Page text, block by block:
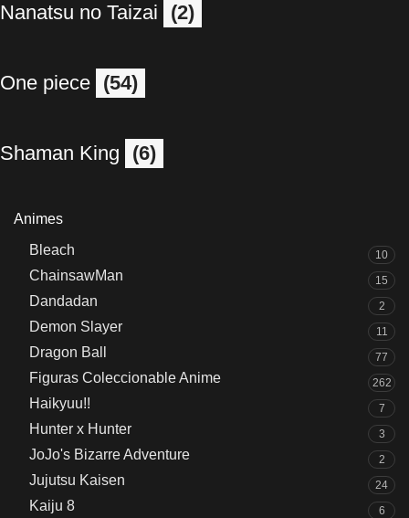
Nanatsu no Taizai (2)
One piece (54)
Shaman King (6)
Animes
Bleach
10
ChainsawMan 15
Dandadan 2
Demon Slayer 11
Dragon Ball 77
Figuras Coleccionable Anime 262
Haikyuu!! 7
Hunter x Hunter 3
JoJo's Bizarre Adventure 2
Jujutsu Kaisen 24
Kaiju 8 6